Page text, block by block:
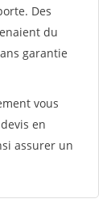
Des
du
garantie
vous
en
assurer un